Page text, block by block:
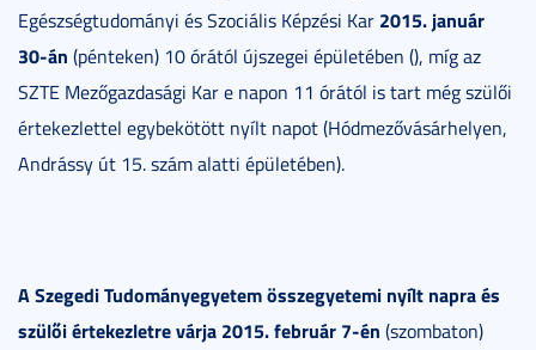
Egészségtudományi és Szociális Képzési Kar 2015. január
30-án (pénteken) 10 órától újszegei épületében (), míg az
SZTE Mezőgazdasági Kar e napon 11 órától is tart még szülői
értekezlettel egybekötött nyílt napot (Hódmezővásárhelyen,
Andrássy út 15. szám alatti épületében).
A Szegedi Tudományegyetem összegyetemi nyílt napra és
szülői értekezletre várja 2015. február 7-én (szombaton)